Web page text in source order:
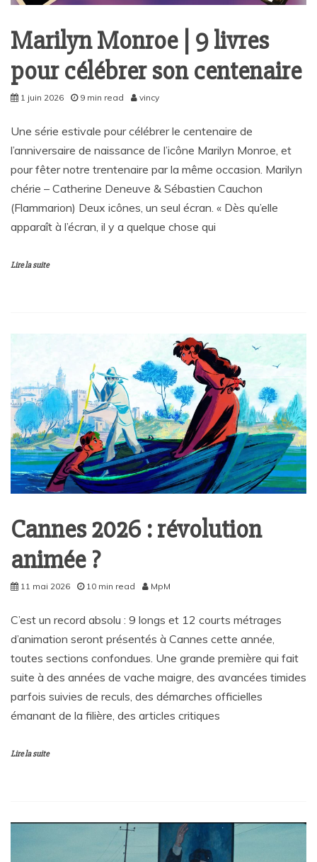
Marilyn Monroe | 9 livres
pour célébrer son centenaire
1 juin 2026 9 min read vincy
Une série estivale pour célébrer le centenaire de
l’anniversaire de naissance de l’icône Marilyn Monroe, et
pour fêter notre trentenaire par la même occasion. Marilyn
chérie – Catherine Deneuve & Sébastien Cauchon
(Flammarion) Deux icônes, un seul écran. « Dès qu’elle
apparaît à l’écran, il y a quelque chose qui
Lire la suite
Cannes 2026 : révolution
animée ?
11 mai 2026 10 min read MpM
C’est un record absolu : 9 longs et 12 courts métrages
d’animation seront présentés à Cannes cette année,
toutes sections confondues. Une grande première qui fait
suite à des années de vache maigre, des avancées timides
parfois suivies de reculs, des démarches officielles
émanant de la filière, des articles critiques
Lire la suite